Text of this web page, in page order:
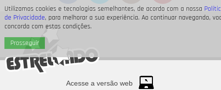
Utilizamos cookies e tecnologias semelhantes, de acordo com a nossa
de Privacidade, para melhorar a sua experiência. Ao continuar navegando,
concorda com estas condições.
Prosseguir
Acesse a versão web